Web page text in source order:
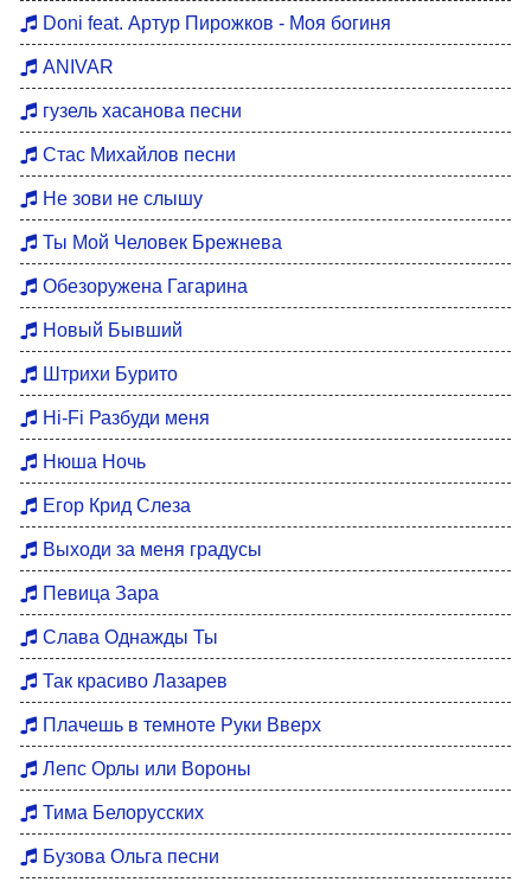
Восточные хиты
Мотивация для тренировок
DFM Remix
Doni feat. Артур Пирожков - Моя богиня
ANIVAR
гузель хасанова песни
Стас Михайлов песни
Не зови не слышу
Ты Мой Человек Брежнева
Обезоружена Гагарина
Новый Бывший
Штрихи Бурито
Hi-Fi Разбуди меня
Нюша Ночь
Егор Крид Слеза
Выходи за меня градусы
Певица Зара
Слава Однажды Ты
Так красиво Лазарев
Плачешь в темноте Руки Вверх
Лепс Орлы или Вороны
Тима Белорусских
Бузова Ольга песни